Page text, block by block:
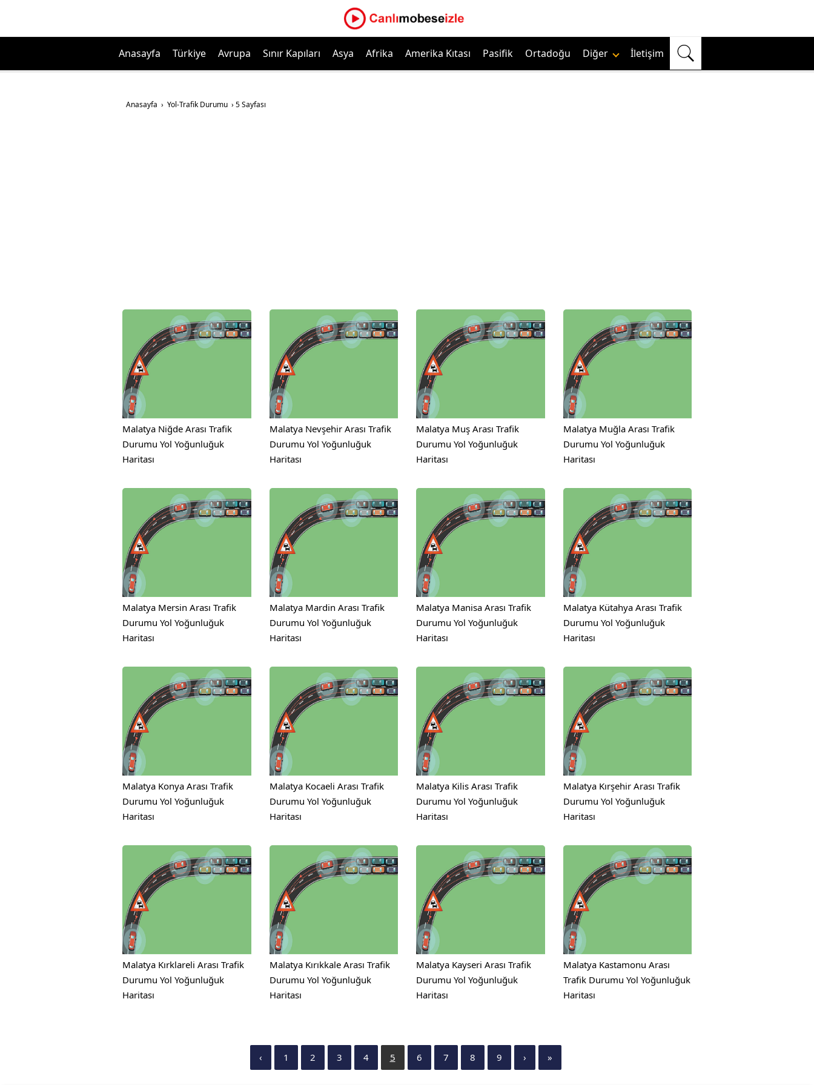
Anasayfa Türkiye Avrupa Sınır Kapıları Asya Afrika Amerika Kıtası Pasifik Ortadoğu Diğer İletişim
Anasayfa › Yol-Trafik Durumu › 5 Sayfası
Malatya Niğde Arası Trafik
Durumu Yol Yoğunluğuk
Haritası
Malatya Nevşehir Arası Trafik
Durumu Yol Yoğunluğuk
Haritası
Malatya Muş Arası Trafik
Durumu Yol Yoğunluğuk
Haritası
Malatya Muğla Arası Trafik
Durumu Yol Yoğunluğuk
Haritası
Malatya Mersin Arası Trafik
Durumu Yol Yoğunluğuk
Haritası
Malatya Mardin Arası Trafik
Durumu Yol Yoğunluğuk
Haritası
Malatya Manisa Arası Trafik
Durumu Yol Yoğunluğuk
Haritası
Malatya Kütahya Arası Trafik
Durumu Yol Yoğunluğuk
Haritası
Malatya Konya Arası Trafik
Durumu Yol Yoğunluğuk
Haritası
Malatya Kocaeli Arası Trafik
Durumu Yol Yoğunluğuk
Haritası
Malatya Kilis Arası Trafik
Durumu Yol Yoğunluğuk
Haritası
Malatya Kırşehir Arası Trafik
Durumu Yol Yoğunluğuk
Haritası
Malatya Kırklareli Arası Trafik
Durumu Yol Yoğunluğuk
Haritası
Malatya Kırıkkale Arası Trafik
Durumu Yol Yoğunluğuk
Haritası
Malatya Kayseri Arası Trafik
Durumu Yol Yoğunluğuk
Haritası
Malatya Kastamonu Arası
Trafik Durumu Yol Yoğunluğuk
Haritası
‹ 1 2 3 4 5 6 7 8 9 › »